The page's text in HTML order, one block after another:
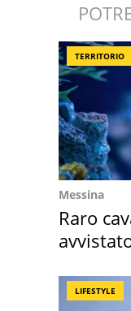
TERRITORIO
Messina
Raro
LIFESTYLE